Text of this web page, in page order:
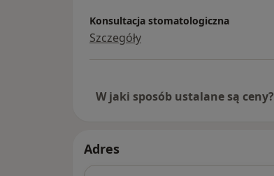
Konsultacja stomatologiczna
Szczegóły
W jaki sposób ustalane są ceny?
Adres